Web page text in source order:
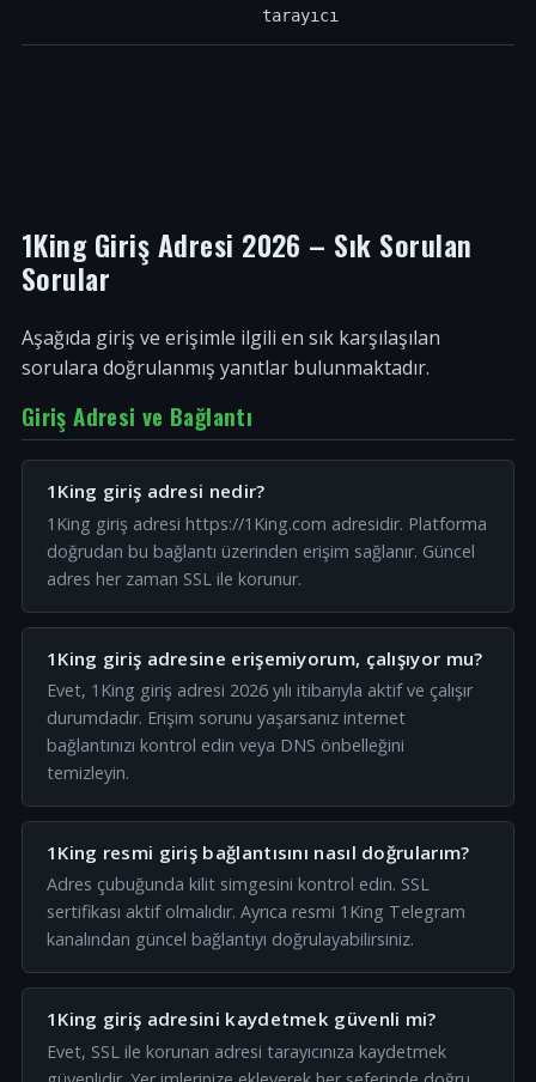
tarayıcı
1King Giriş Adresi 2026 – Sık Sorulan
Sorular
Aşağıda giriş ve erişimle ilgili en sık karşılaşılan
sorulara doğrulanmış yanıtlar bulunmaktadır.
Giriş Adresi ve Bağlantı
1King giriş adresi nedir?
1King giriş adresi https://1King.com adresidir. Platforma
doğrudan bu bağlantı üzerinden erişim sağlanır. Güncel
adres her zaman SSL ile korunur.
1King giriş adresine erişemiyorum, çalışıyor mu?
Evet, 1King giriş adresi 2026 yılı itibarıyla aktif ve çalışır
durumdadır. Erişim sorunu yaşarsanız internet
bağlantınızı kontrol edin veya DNS önbelleğini
temizleyin.
1King resmi giriş bağlantısını nasıl doğrularım?
Adres çubuğunda kilit simgesini kontrol edin. SSL
sertifikası aktif olmalıdır. Ayrıca resmi 1King Telegram
kanalından güncel bağlantıyı doğrulayabilirsiniz.
1King giriş adresini kaydetmek güvenli mi?
Evet, SSL ile korunan adresi tarayıcınıza kaydetmek